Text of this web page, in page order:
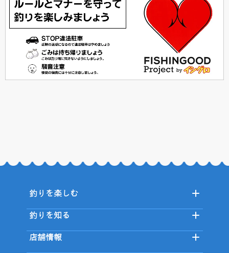
釣りを楽しむ
釣りを知る
店舗情報